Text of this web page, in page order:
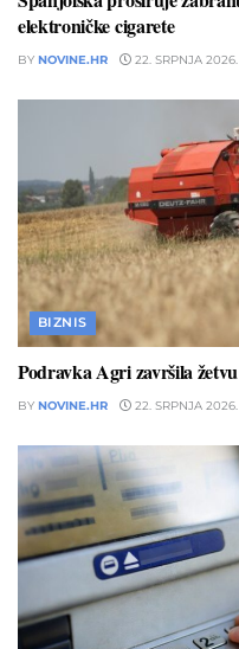
elektroničke cigarete
BY NOVINE.HR 22. SRPNJA 2026.
BIZNIS
Podravka Agri završila
BY NOVINE.HR 22. SRPNJA 2026.